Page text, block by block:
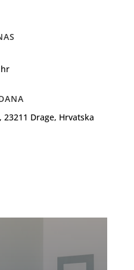
23211 Drage, Hrvatska